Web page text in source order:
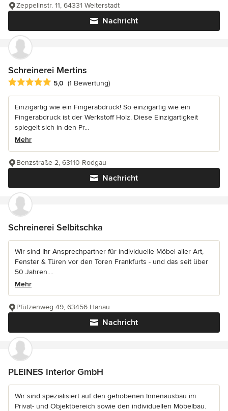
Nachricht
Zeppelinstr. 11, 64331 Weiterstadt
Schreinerei Mertins
Durchschnittliche Bewertung: 5 von 5 Sternen
5,0 (1 Bewertung)
Einzigartig wie ein Fingerabdruck! So einzigartig wie ein
Fingerabdruck ist der Werkstoff Holz. Diese Einzigartigkeit
spiegelt sich in den Pr...
Mehr
Nachricht
Benzstraße 2, 63110 Rodgau
Schreinerei Selbitschka
Wir sind Ihr Ansprechpartner für individuelle Möbel aller Art,
Fenster & Türen vor den Toren Frankfurts - und das seit über
50 Jahren....
Mehr
Nachricht
Pfützenweg 49, 63456 Hanau
PLEINES Interior GmbH
Wir sind spezialisiert auf den gehobenen Innenausbau im
Privat- und Objektbereich sowie den individuellen Möbelbau.